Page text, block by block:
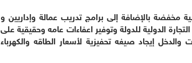
مخفضة بالإضافة إلى برامج تدريب عمالة وإداريين و
الدولية للدولة وتوفير اعفاءات عامه وحقيقية على
إيجاد صيغه تحفيزية لأسعار الطاقه والكهرباء